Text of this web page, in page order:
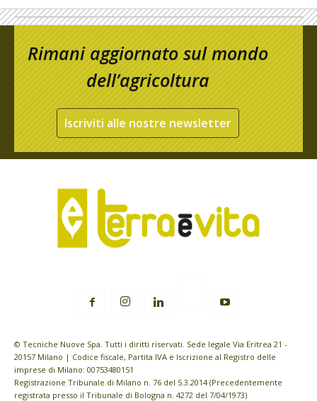
Rimani aggiornato sul mondo
dell’agricoltura
Iscriviti alle nostre newsletter
© Tecniche Nuove Spa. Tutti i diritti riservati. Sede legale Via Eritrea 21 -
20157 Milano | Codice fiscale, Partita IVA e Iscrizione al Registro delle
imprese di Milano: 00753480151
Registrazione Tribunale di Milano n. 76 del 5.3.2014 (Precedentemente
registrata presso il Tribunale di Bologna n. 4272 del 7/04/1973)